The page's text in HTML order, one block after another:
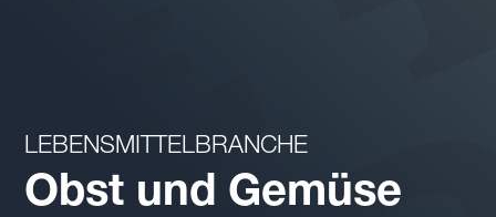
LEBENSMITTELBRANCHE
Obst und Gemüse